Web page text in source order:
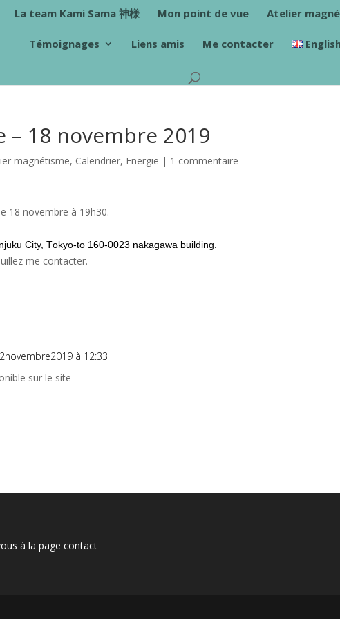
La team Kami Sama 神様 Mon point de vue Atelier
Témoignages Liens amis Me contacter
18 novembre 2019
magnétisme, Calendrier, Energie | 1 commentaire
18 novembre à 19h30.
City, Tōkyō-to 160-0023 nakagawa building.
me contacter.
à 12:33
sur le site
à la pagecontact